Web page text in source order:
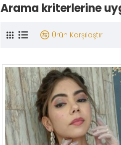
Arama kriterlerine
Ürün Karşılaştır